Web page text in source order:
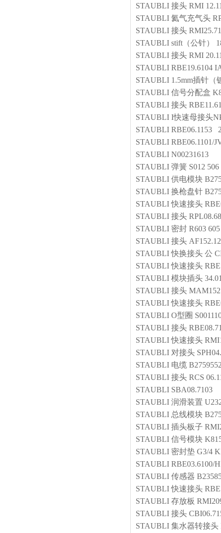
STAUBLI 接头 RMI
STAUBLI 氦气充气头
STAUBLI 接头
STAUBLI stift（公针）
STAUBLI 接头 RMI
STAUBLI RBE19.6104
STAUBLI 1.5mm插针（
STAUBLI 信号分配盒
STAUBLI 接头
STAUBLI I快速母接头
STAUBLI RBE06.1153
STAUBLI RBE06.1101/
STAUBLI N00231613
STAUBLI 弹簧 S012 506
STAUBLI 供电模块
STAUBLI 换枪盘针
STAUBLI 快速接头
STAUBLI 接头
STAUBLI 密封 R603
STAUBLI 接头
STAUBLI 快换接头 公
STAUBLI 快速接头
STAUBLI 模块插头
STAUBLI 接头
STAUBLI 快速接头
STAUBLI O型圈
STAUBLI 接头
STAUBLI 快速接头
STAUBLI 对接头
STAUBLI 电缆
STAUBLI 接头 RCS
STAUBLI SBA08.7103
STAUBLI 润滑装置
STAUBLI 总线模块
STAUBLI 插头板子
STAUBLI 信号模块
STAUBLI 密封垫 G3/4
STAUBLI RBE03.6100/
STAUBLI 传感器
STAUBLI 快速接头
STAUBLI 存放板
STAUBLI 接头
STAUBLI 集水器转接头